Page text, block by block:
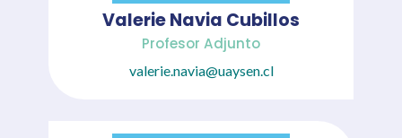
Valerie Navia Cubillos
Profesor Adjunto
valerie.navia@uaysen.cl